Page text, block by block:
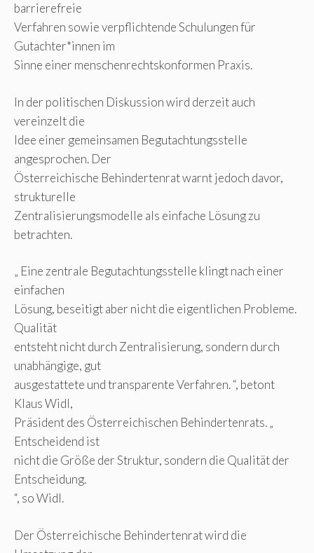
barrierefreie
Verfahren sowie verpflichtende Schulungen für
Gutachter*innen im
Sinne einer menschenrechtskonformen Praxis.
In der politischen Diskussion wird derzeit auch
vereinzelt die
Idee einer gemeinsamen Begutachtungsstelle
angesprochen. Der
Österreichische Behindertenrat warnt jedoch davor,
strukturelle
Zentralisierungsmodelle als einfache Lösung zu
betrachten.
„ Eine zentrale Begutachtungsstelle klingt nach einer
einfachen
Lösung, beseitigt aber nicht die eigentlichen Probleme.
Qualität
entsteht nicht durch Zentralisierung, sondern durch
unabhängige, gut
ausgestattete und transparente Verfahren. “, betont
Klaus Widl,
Präsident des Österreichischen Behindertenrats. „
Entscheidend ist
nicht die Größe der Struktur, sondern die Qualität der
Entscheidung.
“, so Widl.
Der Österreichische Behindertenrat wird die